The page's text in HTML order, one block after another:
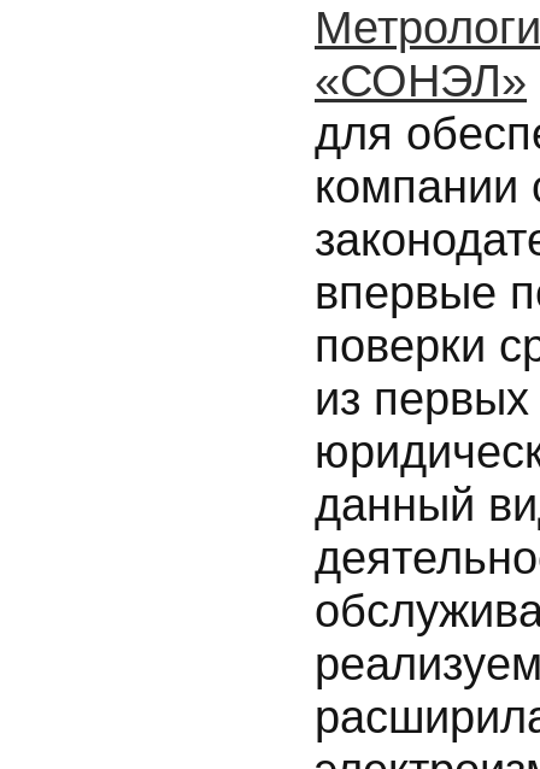
«СОНЭЛ»
для
компании
впервые
поверки
из
данный